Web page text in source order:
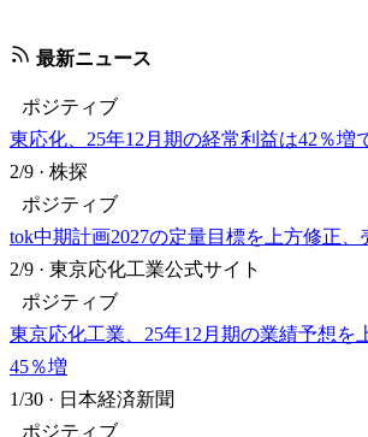
最新ニュース
ポジティブ
東応化、25年12月期の経常利益は42％増
2/9 · 株探
ポジティブ
tok中期計画2027の定量目標を上方修正、
2/9 · 東京応化工業公式サイト
ポジティブ
東京応化工業、25年12月期の業績予想を
45％増
1/30 · 日本経済新聞
ポジティブ